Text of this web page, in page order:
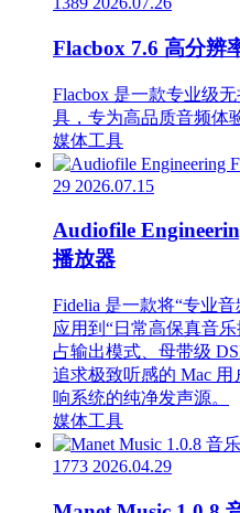
Flacbox 7.6 高分辨
Flacbox 是一款专业级
具，专为高品质音频体
媒体工具
29 2026.07.15
Audiofile
播放器
Fidelia 是一款将“专业
应用到“日常高保真音
占输出模式、母带级
追求极致听感的 Mac
响系统的纯净发声源。
媒体工具
1773 2026.04.29